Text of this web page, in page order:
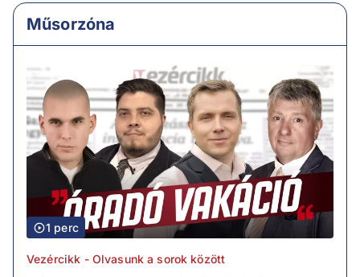
Műsorzóna
1 perc
Vezércikk - Olvasunk a sorok között